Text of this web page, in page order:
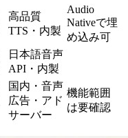
高品質
TTS・内製
Audio
Nativeで埋
め込み可
日本語音声
API・内製
国内・音声
広告・アド
サーバー
機能範囲
は要確認